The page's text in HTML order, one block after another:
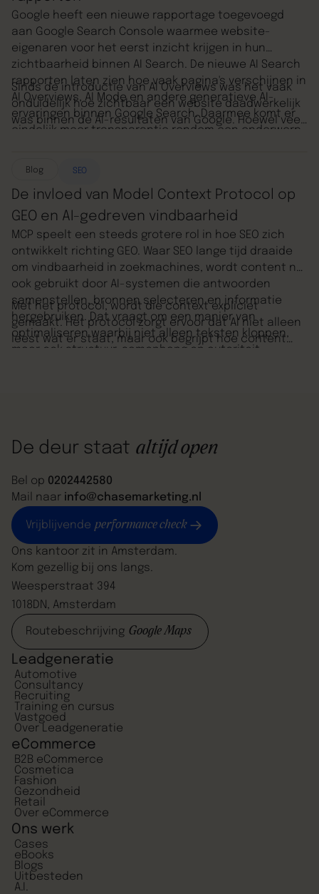
is. Dit is niet alleen bevorderlijk voor het boosten van
je online zichtbaarheid, maar ook om een sterke
positie in te nemen binnen de dynamische wereld
van SEO.
Google heeft een nieuwe rapportage toegevoegd
aan Google Search Console waarmee website-
eigenaren voor het eerst inzicht krijgen in hun
zichtbaarheid binnen AI Search. De nieuwe AI Search
rapporten laten zien hoe vaak pagina's verschijnen in
AI Overviews, AI Mode en andere generatieve AI-
ervaringen binnen Google Search. Daarmee komt er
eindelijk meer transparantie rondom een onderwerp
stellen.
Sinds de introductie van AI Overviews was het vaak
onduidelijk hoe zichtbaar een website daadwerkelijk
was binnen de AI-resultaten van Google. Hoewel veel
dit te meten. Met de introductie van deze nieuwe
rapporten verandert dat.
Blog SEO
De invloed van Model Context Protocol op
GEO en AI-gedreven vindbaarheid
MCP speelt een steeds grotere rol in hoe SEO zich
ontwikkelt richting GEO. Waar SEO lange tijd draaide
om vindbaarheid in zoekmachines, wordt content nu
ook gebruikt door AI-systemen die antwoorden
samenstellen, bronnen selecteren en informatie
hergebruiken. Dat vraagt om een manier van
optimaliseren waarbij niet alleen teksten kloppen,
maar ook structuur, samenhang en autoriteit
Met het protocol, wordt die context expliciet
gemaakt. Het protocol zorgt ervoor dat AI niet alleen
leest wat er staat, maar ook begrijpt hoe content
De deur staat altijd open
Bel op 0202442580
Mail naar info@chasemarketing.nl
Vrijblijvende performance check
Ons kantoor zit in Amsterdam.
Kom gezellig bij ons langs.
Weesperstraat 394
1018DN, Amsterdam
Routebeschrijving Google Maps
Leadgeneratie
Automotive
Consultancy
Recruiting
Training en cursus
Vastgoed
Over Leadgeneratie
eCommerce
B2B eCommerce
Cosmetica
Fashion
Gezondheid
Retail
Over eCommerce
Ons werk
Cases
eBooks
Blogs
Uitbesteden
A.I.